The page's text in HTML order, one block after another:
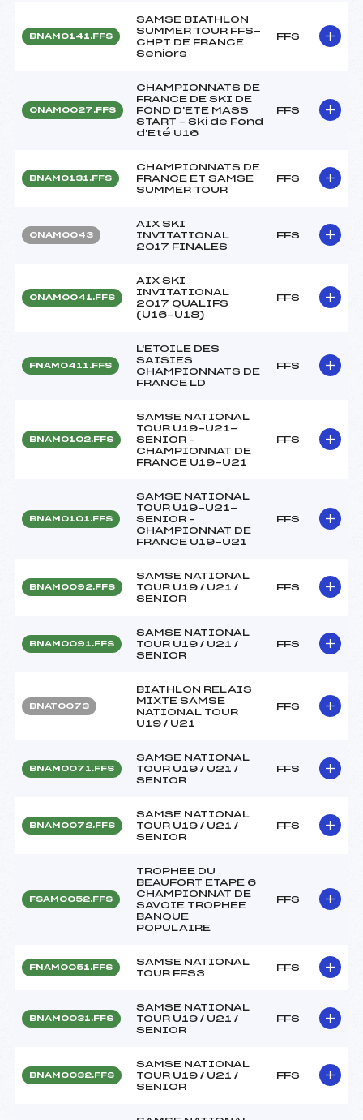
BNAM0141.FFS
SAMSE BIATHLON
SUMMER TOUR FFS-
CHPT DE FRANCE
Seniors
FFS
ONAM0027.FFS
CHAMPIONNATS DE
FRANCE DE SKI DE
FOND D'ETE MASS
START – Ski de Fond
d'Eté U16
FFS
BNAM0131.FFS
CHAMPIONNATS DE
FRANCE ET SAMSE
SUMMER TOUR
FFS
ONAM0043
AIX SKI
INVITATIONAL
2017 FINALES
FFS
ONAM0041.FFS
AIX SKI
INVITATIONAL
2017 QUALIFS
(U16-U18)
FFS
FNAM0411.FFS
L'ETOILE DES
SAISIES
CHAMPIONNATS DE
FRANCE LD
FFS
BNAM0102.FFS
SAMSE NATIONAL
TOUR U19-U21-
SENIOR –
CHAMPIONNAT DE
FRANCE U19-U21
FFS
BNAM0101.FFS
SAMSE NATIONAL
TOUR U19-U21-
SENIOR –
CHAMPIONNAT DE
FRANCE U19-U21
FFS
BNAM0092.FFS
SAMSE NATIONAL
TOUR U19 / U21 /
SENIOR
FFS
BNAM0091.FFS
SAMSE NATIONAL
TOUR U19 / U21 /
SENIOR
FFS
BNAT0073
BIATHLON RELAIS
MIXTE SAMSE
NATIONAL TOUR
U19 / U21
FFS
BNAM0071.FFS
SAMSE NATIONAL
TOUR U19 / U21 /
SENIOR
FFS
BNAM0072.FFS
SAMSE NATIONAL
TOUR U19 / U21 /
SENIOR
FFS
FSAM0052.FFS
TROPHEE DU
BEAUFORT ETAPE 6
CHAMPIONNAT DE
SAVOIE TROPHEE
BANQUE
POPULAIRE
FFS
FNAM0051.FFS
SAMSE NATIONAL
TOUR FFS3
FFS
BNAM0031.FFS
SAMSE NATIONAL
TOUR U19 / U21 /
SENIOR
FFS
BNAM0032.FFS
SAMSE NATIONAL
TOUR U19 / U21 /
SENIOR
FFS